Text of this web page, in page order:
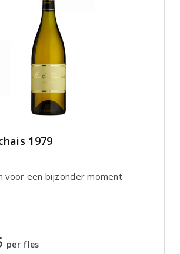
1979
voor een bijzonder moment
per fles